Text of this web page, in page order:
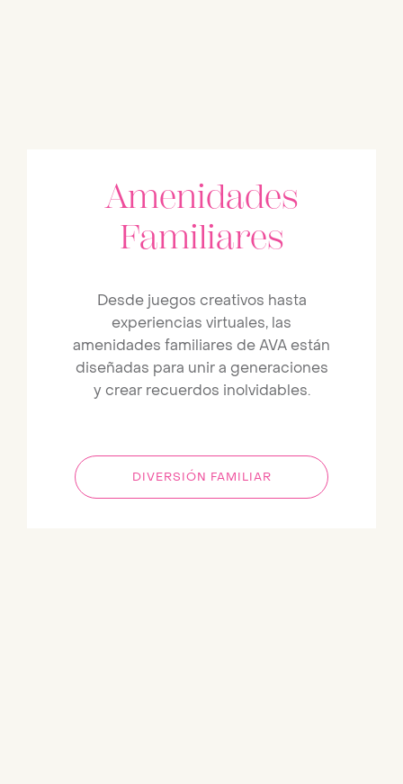
Amenidades
Familiares
Desde juegos creativos hasta
experiencias virtuales, las
amenidades familiares de AVA están
diseñadas para unir a generaciones
y crear recuerdos inolvidables.
DIVERSIÓN FAMILIAR